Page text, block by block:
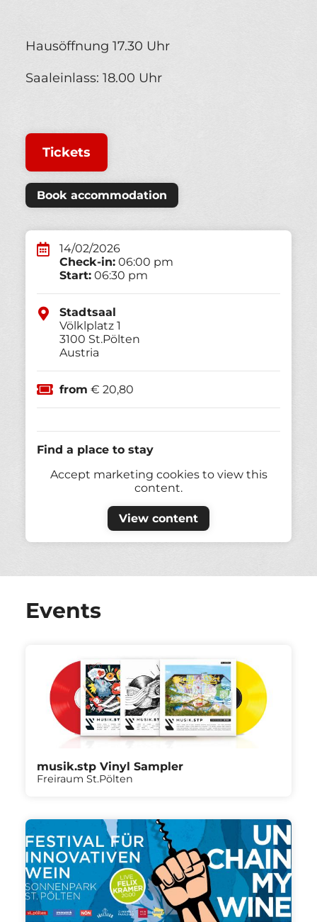
Hausöffnung 17.30 Uhr
Saaleinlass: 18.00 Uhr
Tickets
Book accommodation
14/02/2026
Check-in: 06:00 pm
Start: 06:30 pm
Stadtsaal
Völklplatz 1
3100 St.Pölten
Austria
from € 20,80
Find a place to stay
Accept marketing cookies to view this
content.
View content
Events
musik.stp Vinyl Sampler
Freiraum St.Pölten